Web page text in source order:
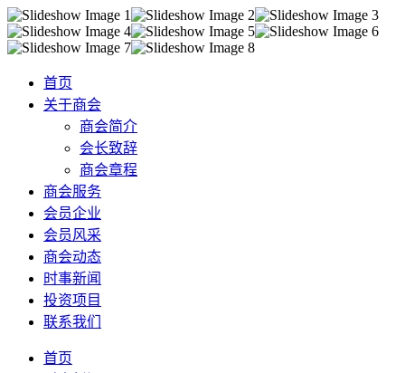
首页
关于商会
商会简介
会长致辞
商会章程
商会服务
会员企业
会员风采
商会动态
时事新闻
投资项目
联系我们
首页